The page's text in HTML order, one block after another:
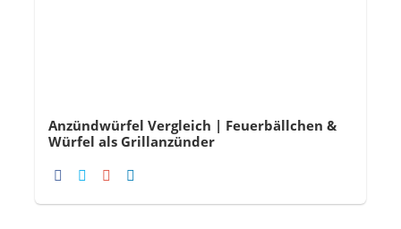
Anzündwürfel Vergleich | Feuerbällchen &
Würfel als Grillanzünder